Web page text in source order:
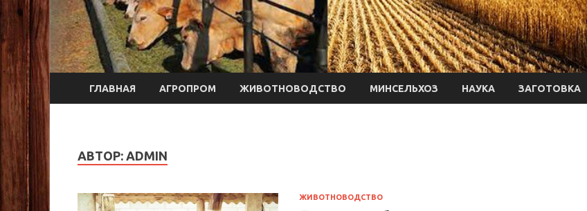
ГЛАВНАЯ АГРОПРОМ ЖИВОТНОВОДСТВО МИНСЕЛЬХОЗ НАУКА ЗАГОТОВКА
АВТОР: ADMIN
ЖИВОТНОВОДСТВО